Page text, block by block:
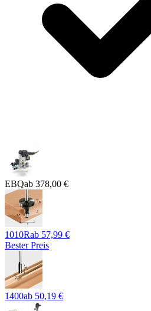
EBQab 378,00 €
1010Rab 57,99 €
Bester Preis
1400ab 50,19 €